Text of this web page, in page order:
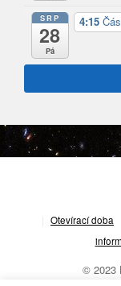
SRP
28
Pá
4:15
Otevírací doba
© 2023